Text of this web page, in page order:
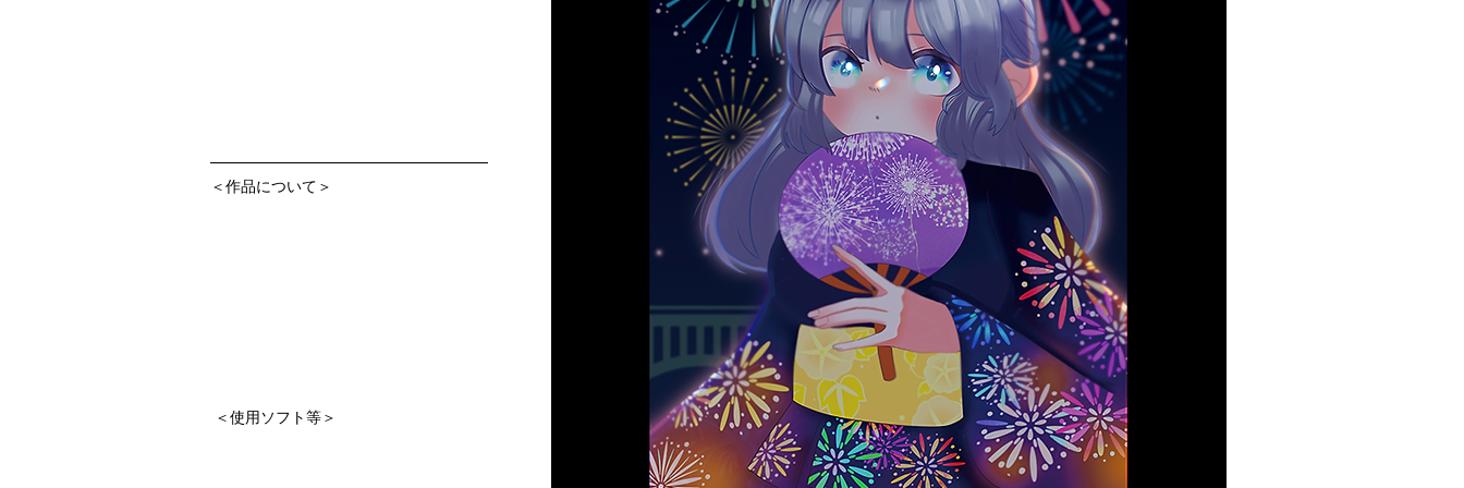
＜作品について＞
＜使用ソフト等＞